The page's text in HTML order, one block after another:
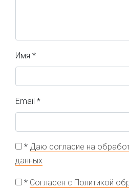
Имя *
Email *
* Даю согласие на
данных
* Согласен с Политикой